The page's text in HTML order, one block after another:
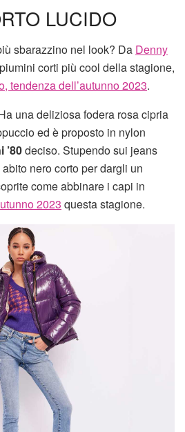
LUCIDO
sbarazzino nel look? Da Denny
corti più cool della stagione,
tendenza dell’autunno 2023.
una deliziosa fodera rosa cipria
ed è proposto in nylon
’80deciso. Stupendo sui jeans
nero corto per dargli un
come abbinare i capi in
2023 questa stagione.